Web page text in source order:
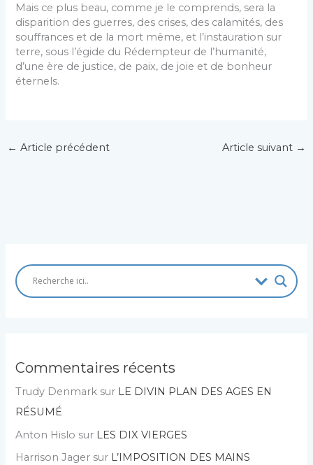
Mais ce plus beau, comme je le comprends, sera la
disparition des guerres, des crises, des calamités, des
souffrances et de la mort même, et l’instauration sur
terre, sous l’égide du Rédempteur de l’humanité,
d’une ère de justice, de paix, de joie et de bonheur
éternels.
← Article précédent Article suivant →
Commentaires récents
Trudy Denmark sur LE DIVIN PLAN DES AGES EN
RÉSUMÉ
Anton Hislo sur LES DIX VIERGES
Harrison Jager sur L’IMPOSITION DES MAINS